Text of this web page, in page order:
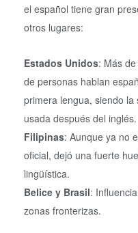
el español tiene gran
otros lugares:
Estados Unidos: Más
de personas hablan
primera lengua, siendo la
usada después del inglés.
Filipinas: Aunque ya no
oficial, dejó una fuerte
lingüística.
Belice y Brasil:
zonas fronterizas.